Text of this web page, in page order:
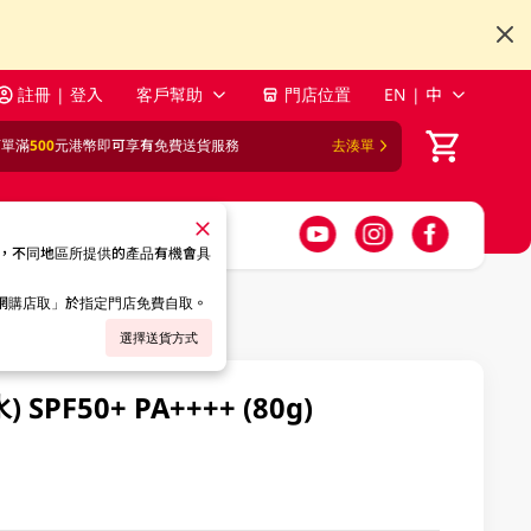
註冊 | 登入 客戶幫助 門店位置 EN | 中
滿500元港幣即可享有免費送貨服務 去湊單
不同地區所提供的產品有機會具
店取」於指定門店免費自取。
選擇送貨方式
SPF50+ PA++++ (80g)